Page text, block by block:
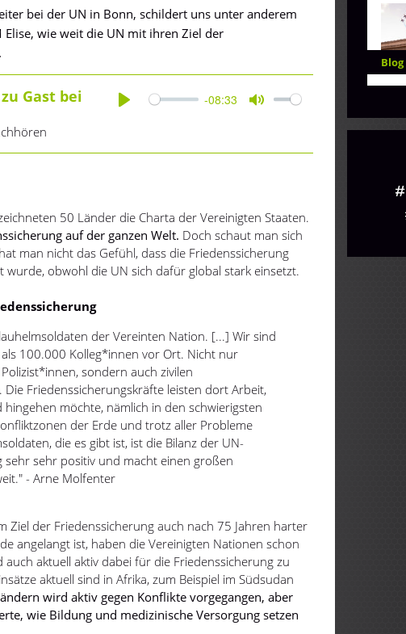
bei der UN in Bonn, schildert uns unter anderem
wie weit die UN mit ihren Ziel der
Gast bei
-08:33
50 Länder die Charta der Vereinigten Staaten.
auf der ganzen Welt. Doch schaut man sich
man nicht das Gefühl, dass die Friedenssicherung
obwohl die UN sich dafür global stark einsetzt.
der Vereinten Nation. [...] Wir sind
100.000 Kolleg*innen vor Ort. Nicht nur
sondern auch zivilen
Friedenssicherungskräfte leisten dort Arbeit,
möchte, nämlich in den schwierigsten
der Erde und trotz aller Probleme
die es gibt ist, ist die Bilanz der UN-
sehr sehr positiv und macht einen großen
- Arne Molfenter
Ziel der Friedenssicherung auch nach 75 Jahren harter
angelangt ist, haben die Vereinigten Nationen schon
auch aktuell aktiv dabei für die Friedenssicherung zu
aktuell sind in Afrika, zum Beispiel im Südsudan
wird aktiv gegen Konflikte vorgegangen, aber
wie Bildung und medizinische Versorgung setzen
Blog